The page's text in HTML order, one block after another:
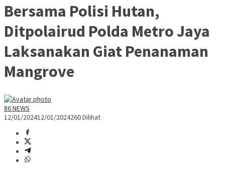
Bersama Polisi Hutan,
Ditpolairud Polda Metro Jaya
Laksanakan Giat Penanaman
Mangrove
86 NEWS
12/01/202412/01/2024260 Dilihat